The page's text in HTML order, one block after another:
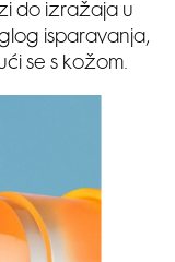
do izražaja u
isparavanja,
se s kožom.